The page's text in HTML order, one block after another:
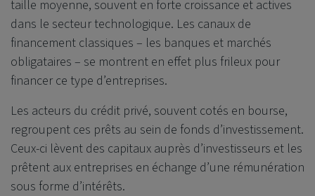
taille moyenne, souvent en forte croissance et actives
dans le secteur technologique. Les canaux de
financement classiques – les banques et marchés
obligataires – se montrent en effet plus frileux pour
financer ce type d’entreprises.
Les acteurs du crédit privé, souvent cotés en bourse,
regroupent ces prêts au sein de fonds d’investissement.
Ceux-ci lèvent des capitaux auprès d’investisseurs et les
prêtent aux entreprises en échange d’une rémunération
sous forme d’intérêts.